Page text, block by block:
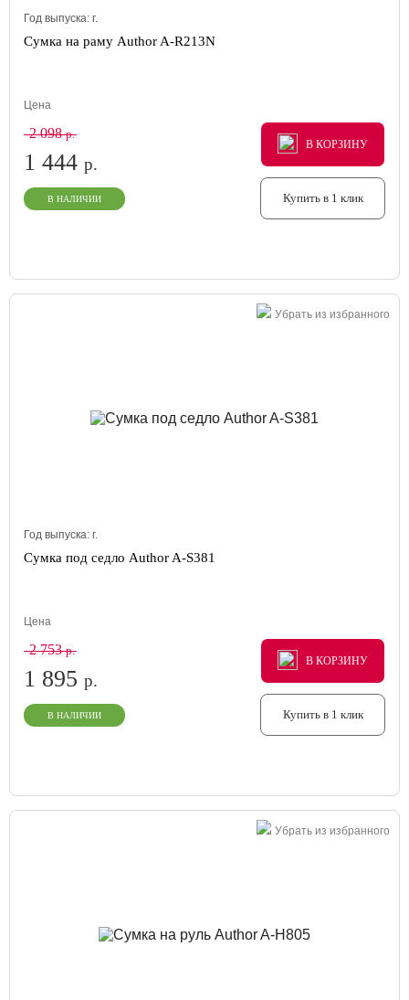
Год выпуска: г.
Сумка на раму Author A-R213N
Цена
2 098р.
1 444 р.
В НАЛИЧИИ
В КОРЗИНУ
В КОРЗИНУ
В КОРЗИНУ
Купить в 1 клик
Убрать из избранного
Год выпуска: г.
Сумка под седло Author A-S381
Цена
2 753р.
1 895 р.
В НАЛИЧИИ
В КОРЗИНУ
В КОРЗИНУ
В КОРЗИНУ
Купить в 1 клик
Убрать из избранного